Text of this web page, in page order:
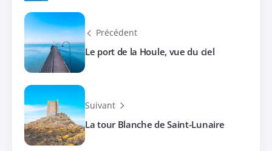
Précédent
Le port de la Houle, vue du ciel
Suivant
La tour Blanche de Saint-Lunaire